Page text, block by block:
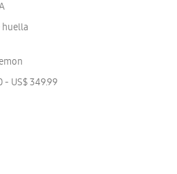
huella
- US$ 349.99